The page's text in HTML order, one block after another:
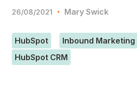
26/08/2021 Mary Swick
HubSpot
Inbound Marketing
HubSpot CRM